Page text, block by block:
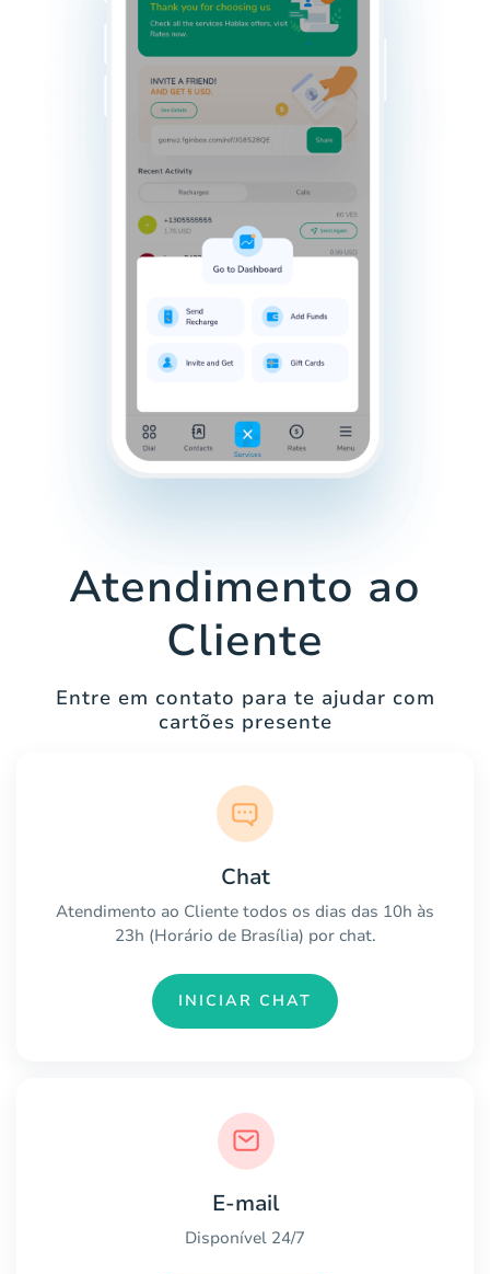
Atendimento ao
Cliente
Entre em contato para te ajudar com
cartões presente
Chat
Atendimento ao Cliente todos os dias das 10h às
23h (Horário de Brasília) por chat.
INICIAR CHAT
E-mail
Disponível 24/7